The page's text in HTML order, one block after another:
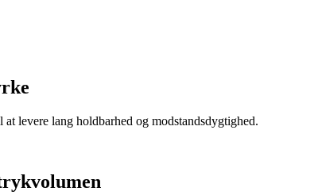
levere lang holdbarhed og modstandsdygtighed.